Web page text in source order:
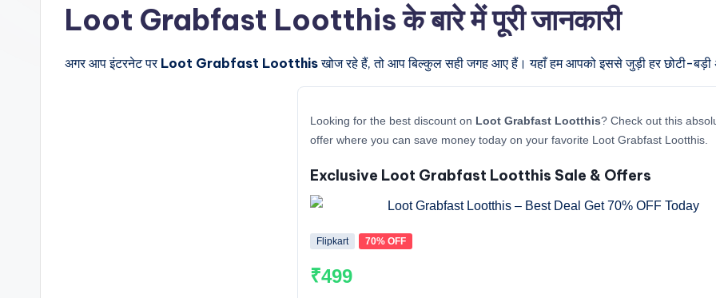
Loot Grabfast Lootthis के बारे में पूरी जानकारी
अगर आप इंटरनेट पर Loot Grabfast Lootthisखोज रहे हैं, तो आप बिल्कुल सही जगह आए हैं। यहाँ हम आपको इससे जुड़ी हर छोटी-बड़ी
Looking for the best discount on Loot Grabfast Lootthis? Check out this
offer where you can save money today on your favorite Loot Grabfast Lootthis.
Exclusive Loot Grabfast Lootthis Sale & Offers
Flipkart 70% OFF
₹499